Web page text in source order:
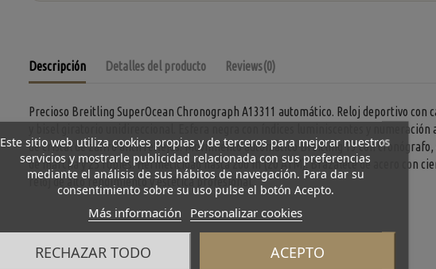
Descripción Detalles del producto Reviews(0)
Precioso Breitling SuperOcean Chronograph A13311 automático. Reloj deportivo con
y bisel giratorio unidireccional. Esfera negra con índices luminiscentes y numeración
de cristal de zafiro antirreflejos. Movimiento automático Breitling 13 con cronógrafo,
de marcha y 25 rubíes. Hermeticidad hasta 200 m (20 ATM). Brazalete de acero con
reloj de alto rendimiento y estética profesional.
Este sitio web utiliza cookies propias y de terceros para mejorar nuestros
servicios y mostrarle publicidad relacionada con sus preferencias
mediante el análisis de sus hábitos de navegación. Para dar su
consentimiento sobre su uso pulse el botón Acepto.
Más información Personalizar cookies
RECHAZAR TODO ACEPTO